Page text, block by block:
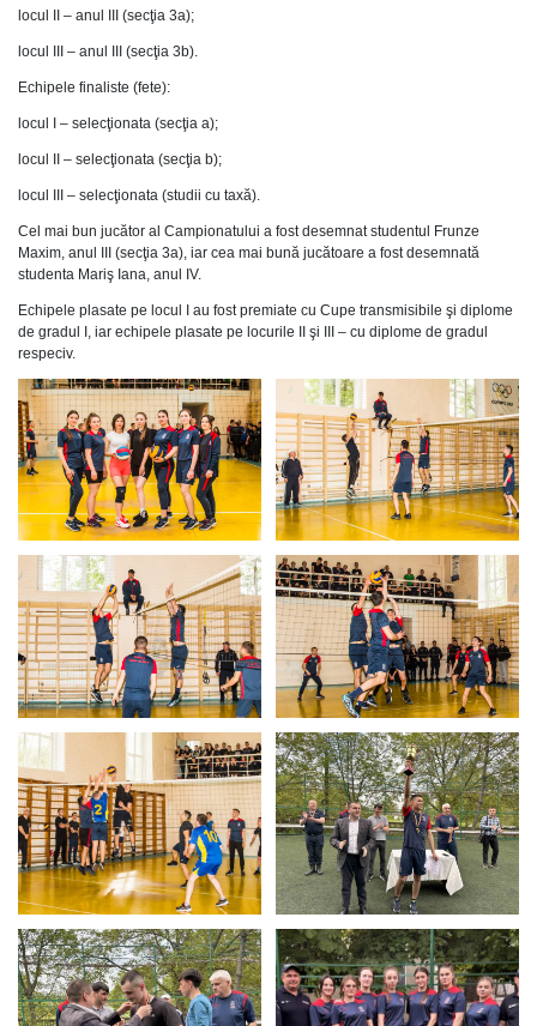
locul II – anul III (secţia 3a);
locul III – anul III (secţia 3b).
Echipele finaliste (fete):
locul I – selecţionata (secţia a);
locul II – selecţionata (secţia b);
locul III – selecţionata (studii cu taxă).
Cel mai bun jucător al Campionatului a fost desemnat studentul Frunze
Maxim, anul III (secţia 3a), iar cea mai bună jucătoare a fost desemnată
studenta Mariş Iana, anul IV.
Echipele plasate pe locul I au fost premiate cu Cupe transmisibile şi diplome
de gradul I, iar echipele plasate pe locurile II şi III – cu diplome de gradul
respeciv.